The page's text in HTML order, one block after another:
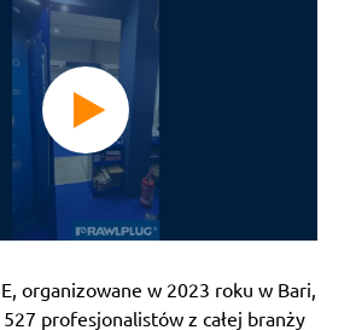
organizowane w 2023 roku w Bari,
profesjonalistów z całej branży